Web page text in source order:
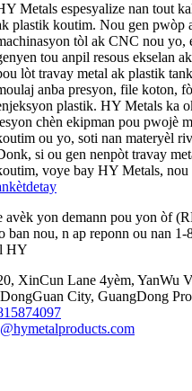
Metals espesyalize nan tout
plastik koutim. Nou gen pwòp
tòl ak CNC nou yo,
tou anpil resous ekselan
lòt travay metal ak plastik
anba presyon, file koton,
plastik. HY Metals ka
chèn ekipman pou pwojè
ou yo, soti nan materyèl
si ou gen nenpòt travay
voye bay HY Metals, nou
detay
avèk yon demann pou yon òf
ban nou, n ap reponn ou nan 1-
XinCun Lane 4yèm, YanWu
City, GuangDong